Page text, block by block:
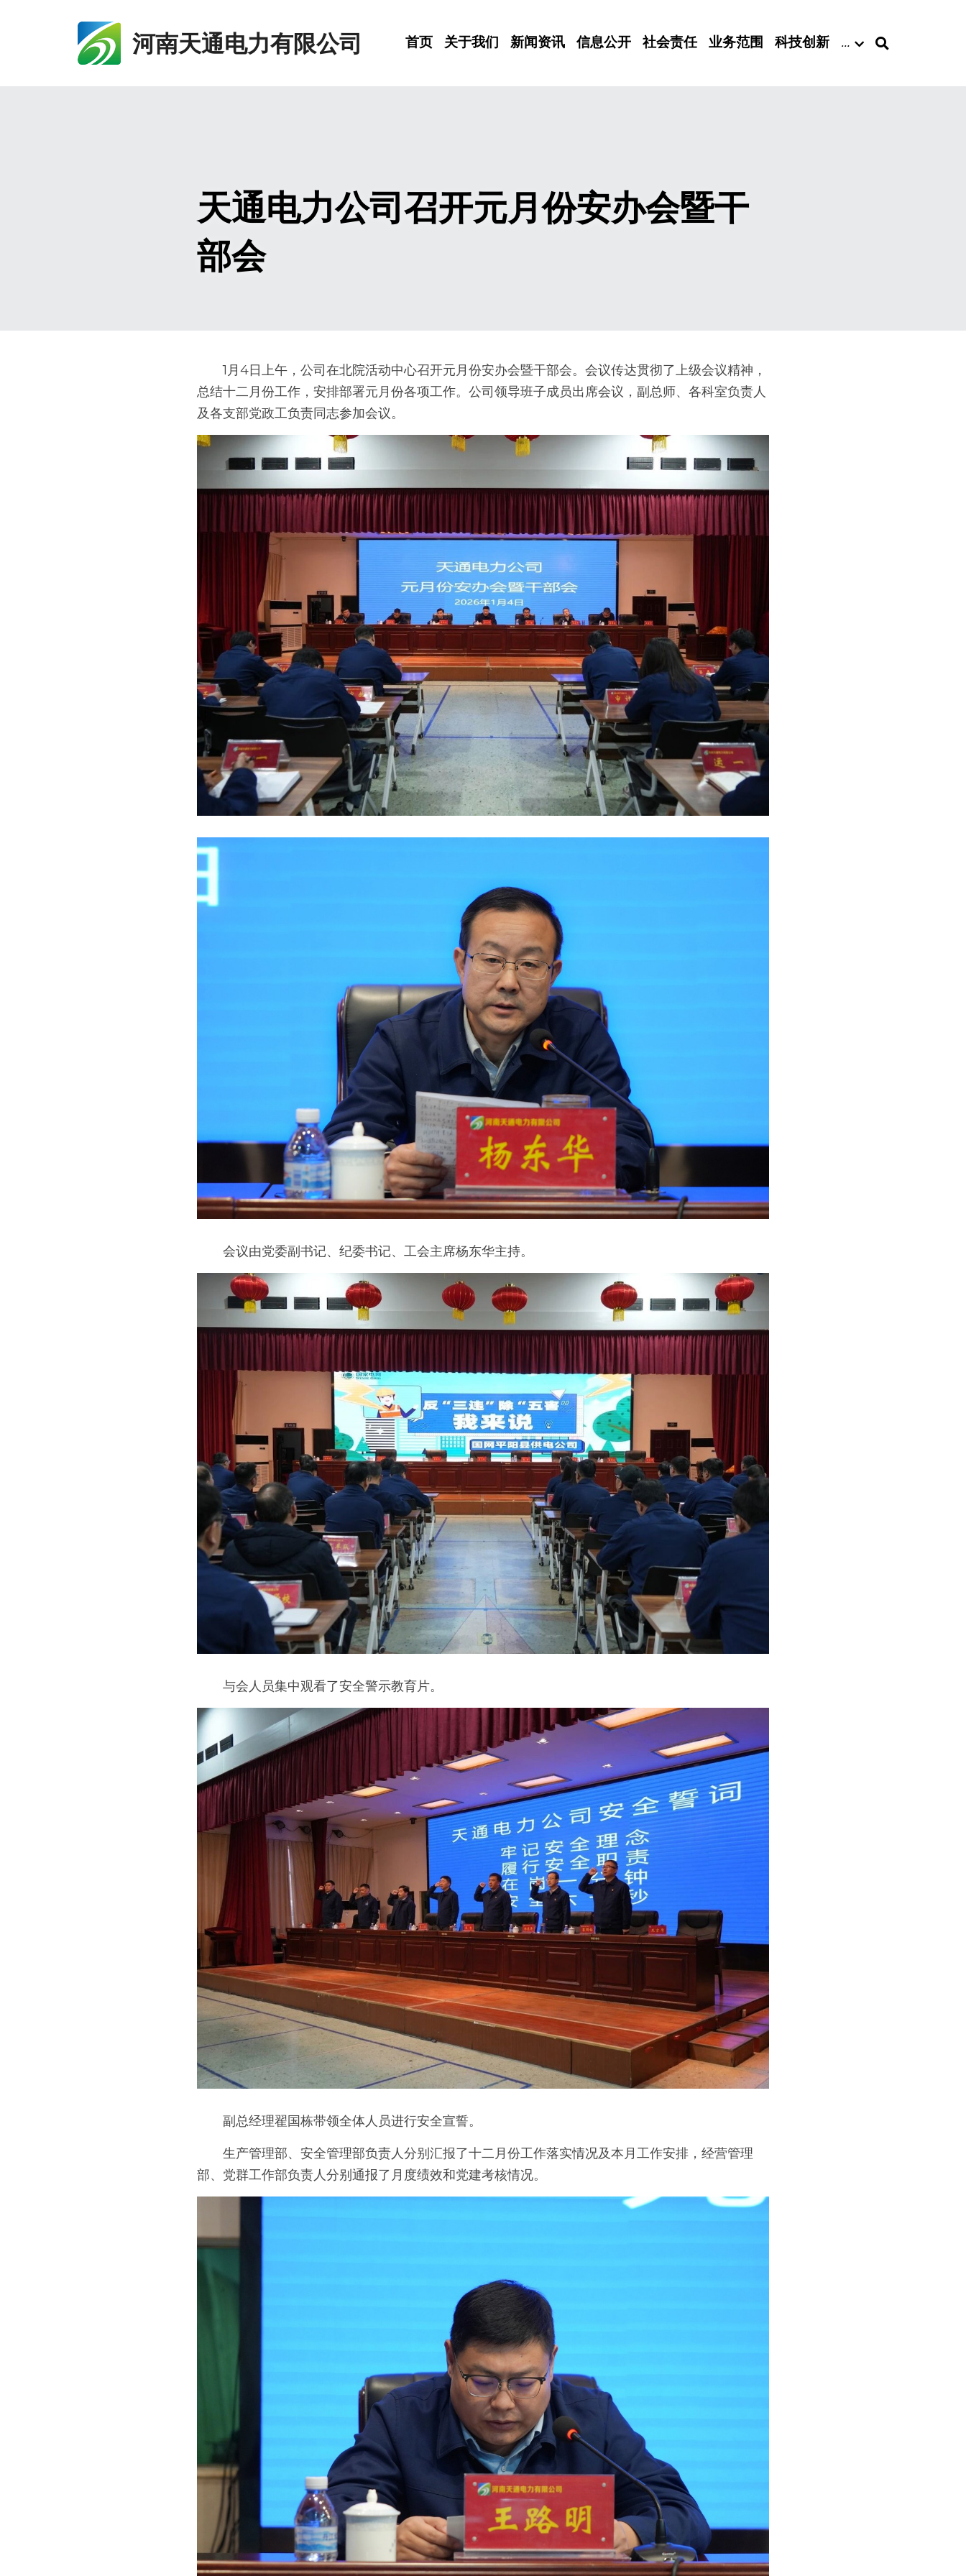
河南天通电力有限公司 首页 关于我们 新闻资讯 信息公开 社会责任 业务范围 科技创新 …
天通电力公司召开元月份安办会暨干
部会
1月4日上午，公司在北院活动中心召开元月份安办会暨干部会。会议传达贯彻了上级会议精神，
总结十二月份工作，安排部署元月份各项工作。公司领导班子成员出席会议，副总师、各科室负责人
及各支部党政工负责同志参加会议。
会议由党委副书记、纪委书记、工会主席杨东华主持。
与会人员集中观看了安全警示教育片。
副总经理翟国栋带领全体人员进行安全宣誓。
生产管理部、安全管理部负责人分别汇报了十二月份工作落实情况及本月工作安排，经营管理
部、党群工作部负责人分别通报了月度绩效和党建考核情况。